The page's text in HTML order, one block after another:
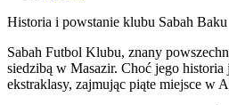
Historia i powstanie klubu Sabah Baku
Sabah Futbol Klubu, znany
siedzibą w Masazir. Choć jego
ekstraklasy, zajmując piąte miejsce w